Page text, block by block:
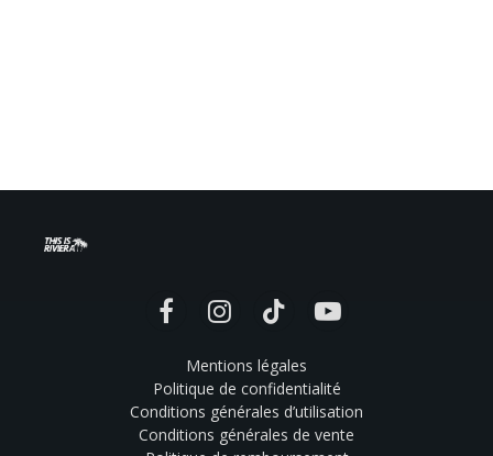
FacebookInstagramTikTok YouTube
Mentions légales
Politique de confidentialité
Conditions générales d’utilisation
Conditions générales de vente